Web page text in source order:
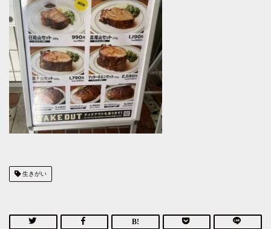
生きがい